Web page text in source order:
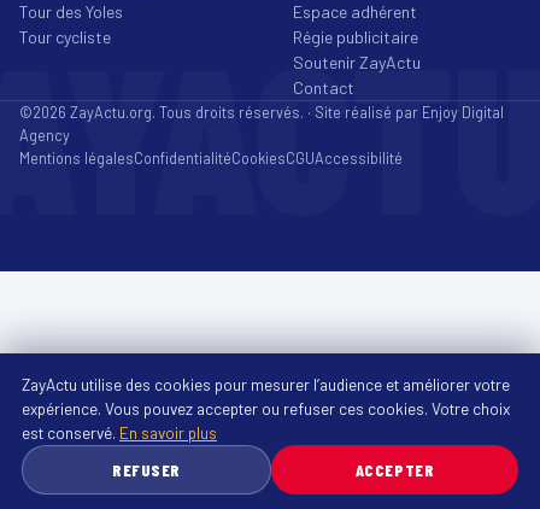
Tour des Yoles
Tour cycliste
Espace adhérent
Régie publicitaire
Soutenir ZayActu
Contact
©2026 ZayActu.org. Tous droits réservés. · Site réalisé par Enjoy Digital
Agency
Mentions légalesConfidentialitéCookiesCGUAccessibilité
ZayActu utilise des cookies pour mesurer l’audience et améliorer votre
expérience. Vous pouvez accepter ou refuser ces cookies. Votre choix
est conservé. En savoir plus
REFUSER
ACCEPTER